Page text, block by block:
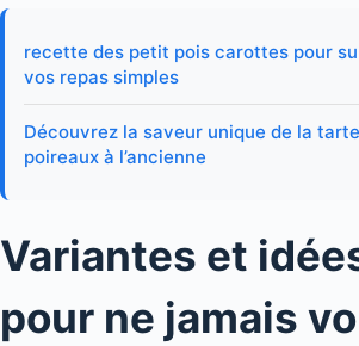
recette des petit pois carottes pour
vos repas simples
Découvrez la saveur unique de la
poireaux à l’ancienne
Variantes et
pour ne jamais